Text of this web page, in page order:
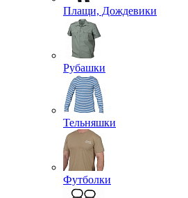
Плащи, Дождевики
Рубашки
Тельняшки
Футболки